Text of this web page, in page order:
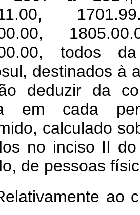
todos
destinados à
deduzir da
em cada
calculado
no inciso II
de pessoas
ao